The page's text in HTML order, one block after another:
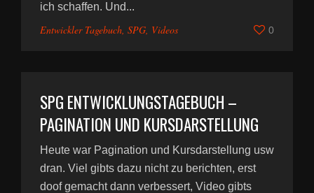
ich schaffen. Und...
Entwickler Tagebuch, SPG, Videos 0
SPG ENTWICKLUNGSTAGEBUCH –
PAGINATION UND KURSDARSTELLUNG
Heute war Pagination und Kursdarstellung usw
dran. Viel gibts dazu nicht zu berichten, erst
doof gemacht dann verbessert, Video gibts